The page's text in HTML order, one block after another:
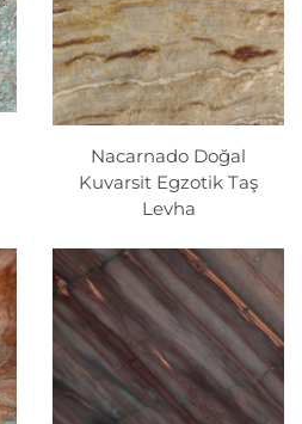
Nacarnado Doğal
Kuvarsit Egzotik Taş
Levha